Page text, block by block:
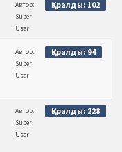
Автор:
Super
User
Қаралды: 102
Автор:
Super
User
Қаралды: 94
Автор:
Super
User
Қаралды: 228